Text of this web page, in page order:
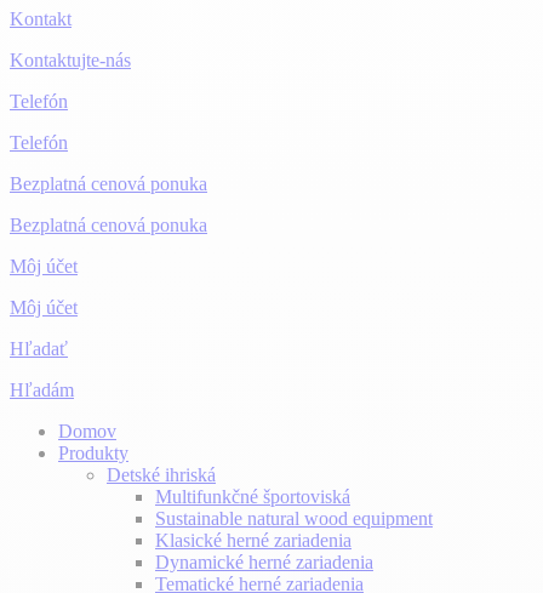
Kontakt
Kontaktujte-nás
Telefón
Telefón
Bezplatná cenová ponuka
Bezplatná cenová ponuka
Môj účet
Môj účet
Hľadať
Hľadám
Domov
Produkty
Detské ihriská
Multifunkčné športoviská
Sustainable natural wood equipment
Klasické herné zariadenia
Dynamické herné zariadenia
Tematické herné zariadenia